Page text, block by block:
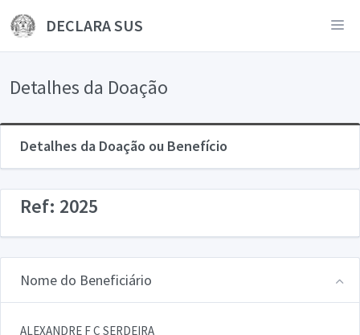
DECLARA SUS
Detalhes da Doação
Detalhes da Doação ou Benefício
Ref: 2025
Nome do Beneficiário
ALEXANDRE F C SERDEIRA